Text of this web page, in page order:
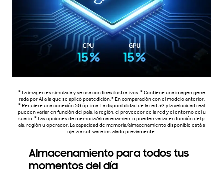
* La imagen es simulada y se usa con fines ilustrativos. * Contiene una imagen gene
rada por AI a la que se aplicó postedición. * En comparación con el modelo anterior.
* Requiere una conexión 5G óptima. La disponibilidad de la red 5G y la velocidad real
pueden variar en función del país, la región, el proveedor de la red y el entorno del u
suario. * Las opciones de memoria/almacenamiento pueden variar en función del p
aís, región u operador. La capacidad de memoria/almacenamiento disponible está s
ujeta a software instalado previamente.
Almacenamiento para todos tus
momentos del día